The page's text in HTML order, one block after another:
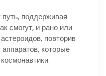
поддерживая
смогут, и рано или
повторив
которые